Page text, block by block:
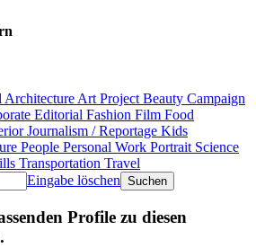
Architecture Art Project Beauty Campaign
Editorial Fashion Film Food
Journalism / Reportage Kids
People Personal Work Portrait Science
Transportation Travel
Eingabe löschen
Profile zu diesen